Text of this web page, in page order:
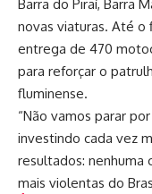
Barra do Piraí, Barra
novas viaturas. Até o
entrega de 470
para reforçar o
fluminense.
“Não vamos parar
investindo cada vez
resultados: nenhuma
mais violentas do